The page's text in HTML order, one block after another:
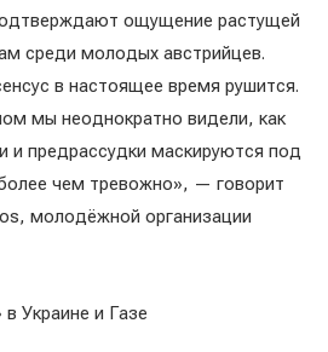
ощущение растущей
среди молодых австрийцев.
в настоящее время рушится.
мы неоднократно видели, как
и предрассудки маскируются под
чем тревожно», — говорит
молодёжной организации
Украине и Газе